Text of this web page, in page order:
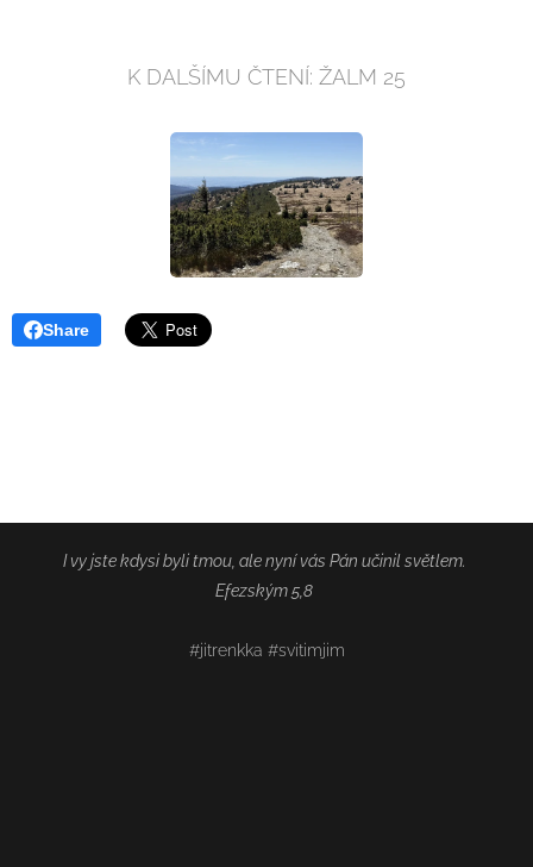
K DALŠÍMU ČTENÍ: ŽALM 25
Share
I vy jste kdysi byli tmou, ale nyní vás Pán učinil světlem.
Efezským 5,8
#jitrenkka #svitimjim